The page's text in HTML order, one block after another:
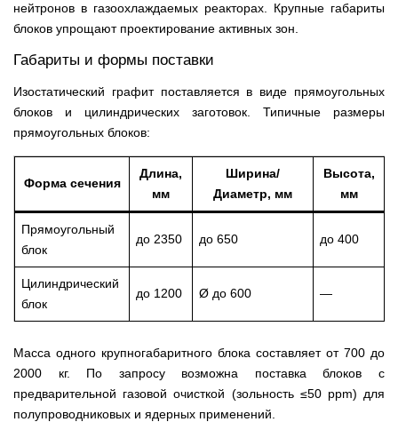
нейтронов в газоохлаждаемых реакторах. Крупные габариты
блоков упрощают проектирование активных зон.
Габариты и формы поставки
Изостатический графит поставляется в виде прямоугольных
блоков и цилиндрических заготовок. Типичные размеры
прямоугольных блоков:
Форма сечения
Длина,
мм
Ширина/
Диаметр, мм
Высота,
мм
Прямоугольный
блок
до 2350 до 650 до 400
Цилиндрический
блок
до 1200 Ø до 600 —
Масса одного крупногабаритного блока составляет от 700 до
2000 кг. По запросу возможна поставка блоков с
предварительной газовой очисткой (зольность ≤50 ppm) для
полупроводниковых и ядерных применений.